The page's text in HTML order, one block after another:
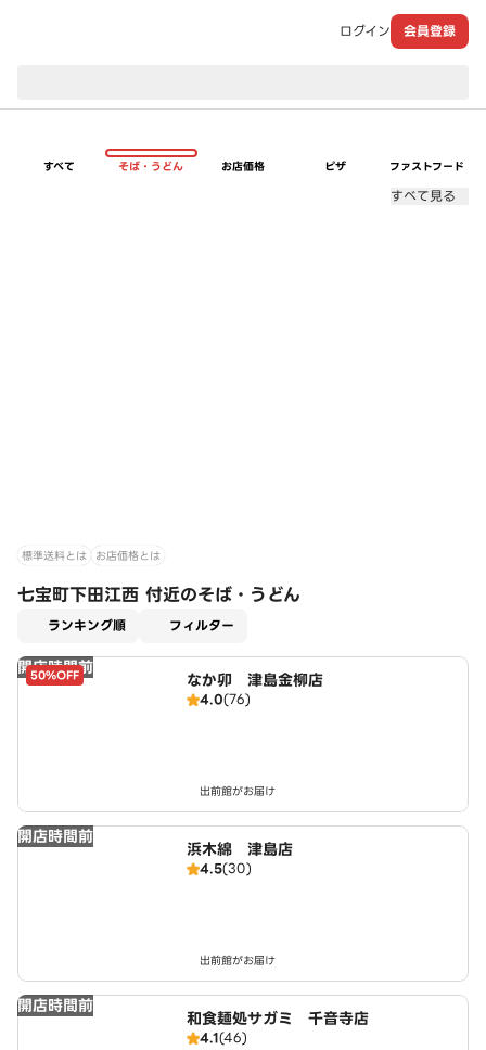
ログイン 会員登録
すべて そば・うどん お店価格 ピザ ファストフード
すべて見る
標準送料とは お店価格とは
七宝町下田江西 付近のそば・うどん
ランキング順 フィルター
開店時間前
50%OFF なか卯 津島金柳店
4.0(76)
出前館がお届け
開店時間前
浜木綿 津島店
4.5(30)
出前館がお届け
開店時間前
和食麺処サガミ 千音寺店
4.1(46)